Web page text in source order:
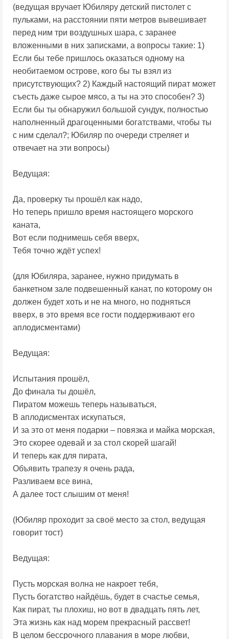
(ведущая вручает Юбиляру детский пистолет с
пульками, на расстоянии пяти метров вывешивает
перед ним три воздушных шара, с заранее
вложенными в них записками, а вопросы такие: 1)
Если бы тебе пришлось оказаться одному на
необитаемом острове, кого бы ты взял из
присутствующих? 2) Каждый настоящий пират может
съесть даже сырое мясо, а ты на это способен? 3)
Если бы ты обнаружил большой сундук, полностью
наполненный драгоценными богатствами, чтобы ты
с ним сделал?; Юбиляр по очереди стреляет и
отвечает на эти вопросы)
Ведущая:
Да, проверку ты прошёл как надо,
Но теперь пришло время настоящего морского
каната,
Вот если поднимешь себя вверх,
Тебя точно ждёт успех!
(для Юбиляра, заранее, нужно придумать в
банкетном зале подвешенный канат, по которому он
должен будет хоть и не на много, но подняться
вверх, в это время все гости поддерживают его
аплодисментами)
Ведущая:
Испытания прошёл,
До финала ты дошёл,
Пиратом можешь теперь называться,
В аплодисментах искупаться,
И за это от меня подарки – повязка и майка морская,
Это скорее одевай и за стол скорей шагай!
И теперь как для пирата,
Объявить трапезу я очень рада,
Разливаем все вина,
А далее тост слышим от меня!
(Юбиляр проходит за своё место за стол, ведущая
говорит тост)
Ведущая:
Пусть морская волна не накроет тебя,
Пусть богатство найдёшь, будет в счастье семья,
Как пират, ты плохиш, но вот в двадцать пять лет,
Эта жизнь как над морем прекрасный рассвет!
В целом бессрочного плавания в море любви,